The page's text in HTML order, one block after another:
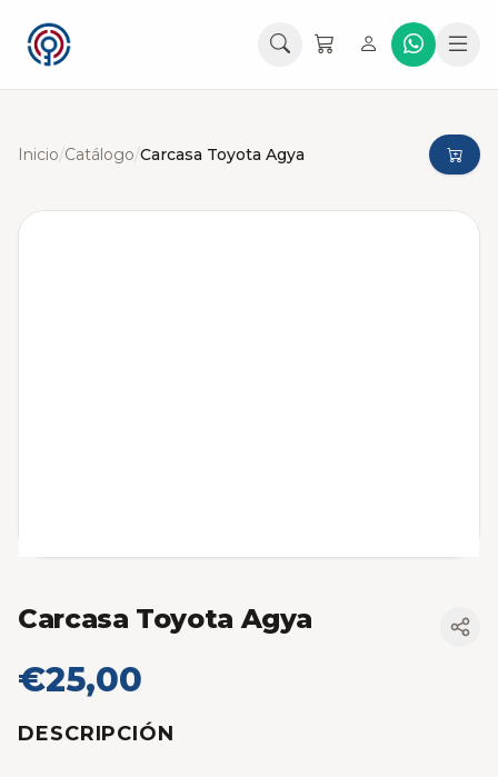
Inicio/Catálogo/Carcasa Toyota Agya
Carcasa Toyota Agya
€25,00
DESCRIPCIÓN